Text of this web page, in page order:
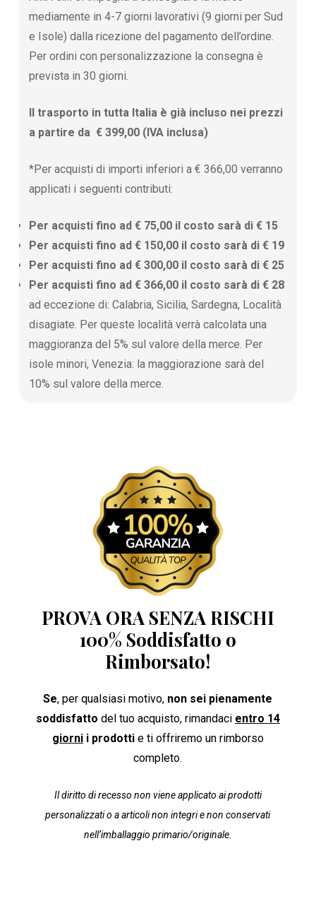
mediamente in 4-7 giorni lavorativi (9 giorni per Sud
e Isole) dalla ricezione del pagamento dell’ordine.
Per ordini con personalizzazione la consegna è
prevista in 30 giorni.
Il trasporto in tutta Italia è già incluso nei prezzi
a partire da € 399,00 (IVA inclusa)
*Per acquisti di importi inferiori a € 366,00 verranno
applicati i seguenti contributi:
Per acquisti fino ad € 75,00 il costo sarà di € 15
Per acquisti fino ad € 150,00 il costo sarà di € 19
Per acquisti fino ad € 300,00 il costo sarà di € 25
Per acquisti fino ad € 366,00 il costo sarà di € 28
ad eccezione di: Calabria, Sicilia, Sardegna, Località
disagiate. Per queste località verrà calcolata una
maggioranza del 5% sul valore della merce. Per
isole minori, Venezia: la maggiorazione sarà del
10% sul valore della merce.
PROVA ORA SENZA RISCHI
100% Soddisfatto o
Rimborsato!
Se, per qualsiasi motivo, non sei pienamente
soddisfatto del tuo acquisto, rimandaci entro 14
giornii prodottie ti offriremo un rimborso
completo.
Il diritto di recesso non viene applicato ai prodotti
personalizzati o a articoli non integri e non conservati
nell’imballaggio primario/originale.